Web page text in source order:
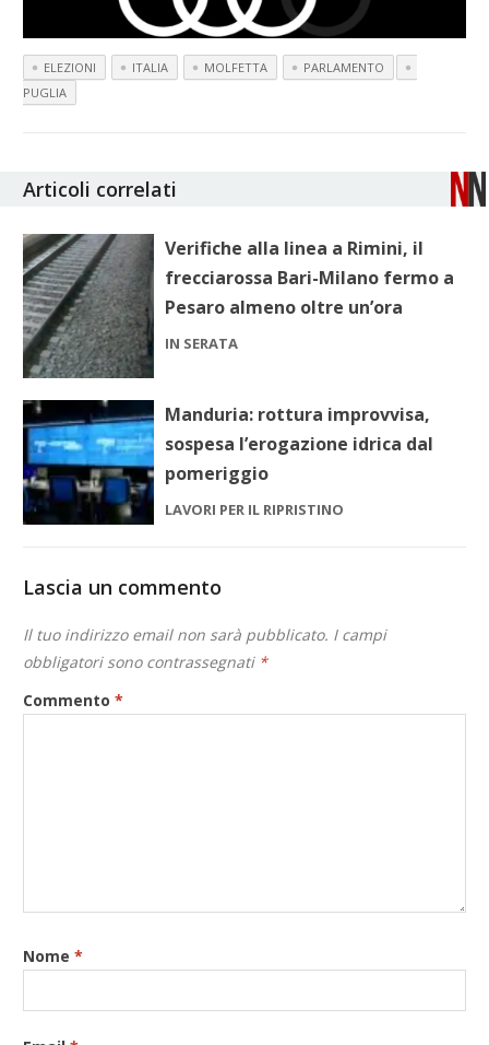
ELEZIONI ITALIA MOLFETTA
PARLAMENTO
PUGLIA
Articoli correlati
Verifiche alla linea a Rimini, il
frecciarossa Bari-Milano fermo a
Pesaro almeno oltre un’ora
IN SERATA
Manduria: rottura improvvisa,
sospesa l’erogazione idrica dal
pomeriggio
LAVORI PER IL RIPRISTINO
Lascia un commento
Il tuo indirizzo email non sarà pubblicato. I campi
obbligatori sono contrassegnati *
Commento*
Nome*